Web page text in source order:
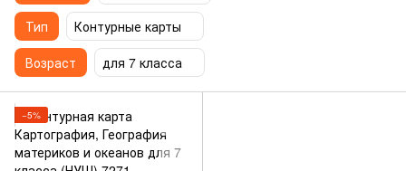
Тип
Контурные карты
Возраст
для 7 класса
−5%